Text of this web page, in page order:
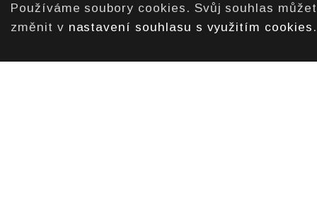
Používáme soubory cookies. Svůj souhlas
změnit v nastavení souhlasu s využitím cookies .